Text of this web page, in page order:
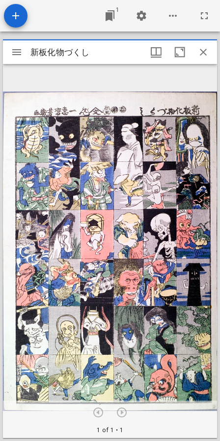
1
Mirador
viewer
新板化物づくし
1 of 1 • 1
新板化物づくし